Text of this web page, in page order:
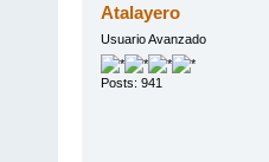
Atalayero
Usuario Avanzado
Posts: 941